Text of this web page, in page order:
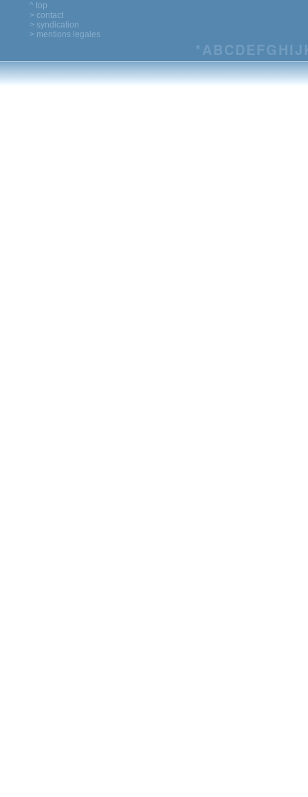
^ top
> contact
> syndication
> mentions legales
*ABCDEFG HIJ